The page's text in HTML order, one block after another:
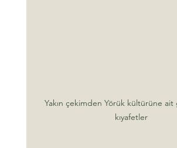
Yakın çekimden Yörük kültürüne ait
kıyafetler